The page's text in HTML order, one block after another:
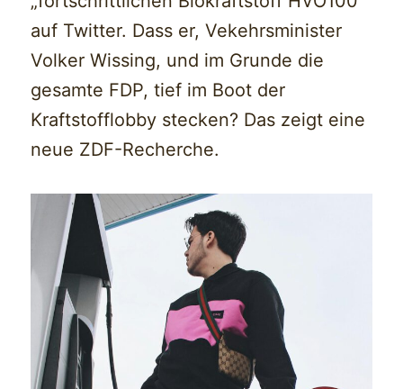
auf Twitter. Dass er, Vekehrsminister
Volker Wissing, und im Grunde die
gesamte FDP, tief im Boot der
Kraftstofflobby stecken? Das zeigt eine
neue ZDF-Recherche.